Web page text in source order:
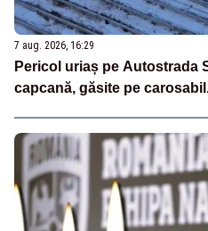
7 aug. 2026, 16:29
Pericol uriaș pe Autostrada
capcană, găsite pe